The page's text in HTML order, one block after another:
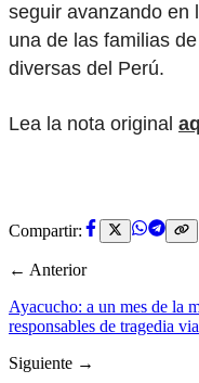
seguir avanzando en
una de las familias
diversas del Perú.
Lea la nota original
Compartir:
← Anterior
Ayacucho: a un mes de la
responsables de tragedia
Siguiente →